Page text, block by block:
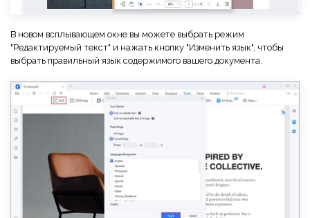
В новом всплывающем окне вы можете выбрать режим
"Редактируемый текст" и нажать кнопку "Изменить язык", чтобы
выбрать правильный язык содержимого вашего документа.